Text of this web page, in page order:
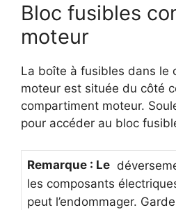
Bloc fusibles
moteur
La boîte à fusibles dans le
moteur est située du côté
compartiment moteur.
pour accéder au bloc
Remarque : Le
les composants
peut l’endommager.